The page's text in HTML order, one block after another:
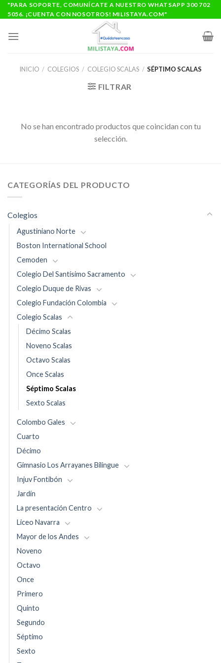
Saltar
al
"PARA SOPORTE, COMUNÍCATE A NUESTRO WHATSAPP 300 702
5056. ¡CUENTA CON NOSOTROS! MILISTAYA.COM"
INICIO / COLEGIOS / COLEGIO SCALAS / SÉPTIMO SCALAS
FILTRAR
No se han encontrado productos que coincidan con tu
selección.
CATEGORÍAS DEL PRODUCTO
Colegios
Agustiniano Norte
Boston International School
Cemoden
Colegio Del Santísimo Sacramento
Colegio Duque de Rivas
Colegio Fundación Colombia
Colegio Scalas
Décimo Scalas
Noveno Scalas
Octavo Scalas
Once Scalas
Séptimo Scalas
Sexto Scalas
Colombo Gales
Cuarto
Décimo
Gimnasio Los Arrayanes Bilingue
Injuv Fontibón
Jardín
La presentación Centro
Liceo Navarra
Mayor de los Andes
Noveno
Octavo
Once
Primero
Quinto
Segundo
Séptimo
Sexto